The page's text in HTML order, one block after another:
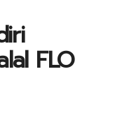
FLO